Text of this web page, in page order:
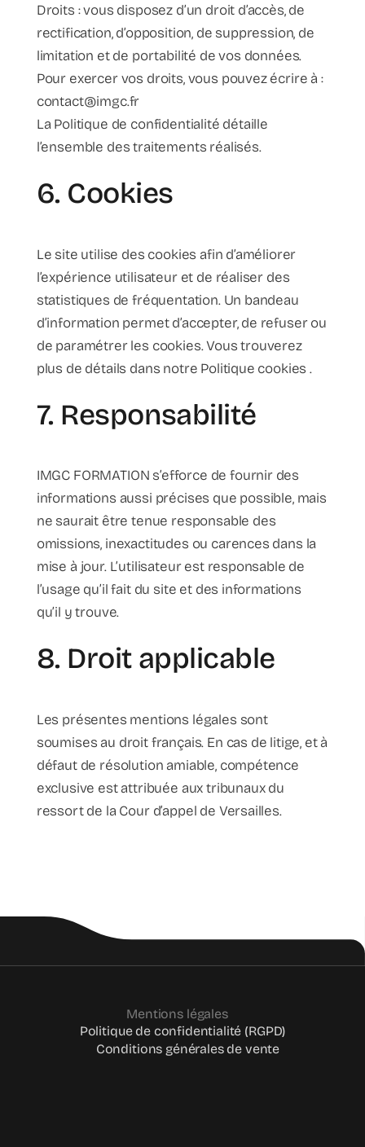
Droits : vous disposez d’un droit d’accès, de
rectification, d’opposition, de suppression, de
limitation et de portabilité de vos données.
Pour exercer vos droits, vous pouvez écrire à :
contact@imgc.fr
La Politique de confidentialité détaille
l’ensemble des traitements réalisés.
6. Cookies
Le site utilise des cookies afin d’améliorer
l’expérience utilisateur et de réaliser des
statistiques de fréquentation. Un bandeau
d’information permet d’accepter, de refuser ou
de paramétrer les cookies. Vous trouverez
plus de détails dans notre Politique cookies .
7. Responsabilité
IMGC FORMATION s’efforce de fournir des
informations aussi précises que possible, mais
ne saurait être tenue responsable des
omissions, inexactitudes ou carences dans la
mise à jour. L’utilisateur est responsable de
l’usage qu’il fait du site et des informations
qu’il y trouve.
8. Droit applicable
Les présentes mentions légales sont
soumises au droit français. En cas de litige, et à
défaut de résolution amiable, compétence
exclusive est attribuée aux tribunaux du
ressort de la Cour d’appel de Versailles.
Mentions légales
Politique de confidentialité (RGPD)
Conditions générales de vente